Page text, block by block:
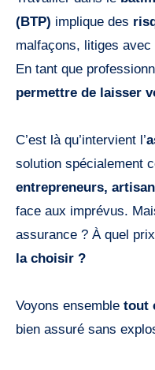
(BTP) implique des
malfaçons, litiges
En tant que
permettre de laisser
C’est là qu’intervient l’
solution spécialement
entrepreneurs,
face aux imprévus.
assurance ? À quel
la choisir ?
Voyons ensemble tout
bien assuré sans